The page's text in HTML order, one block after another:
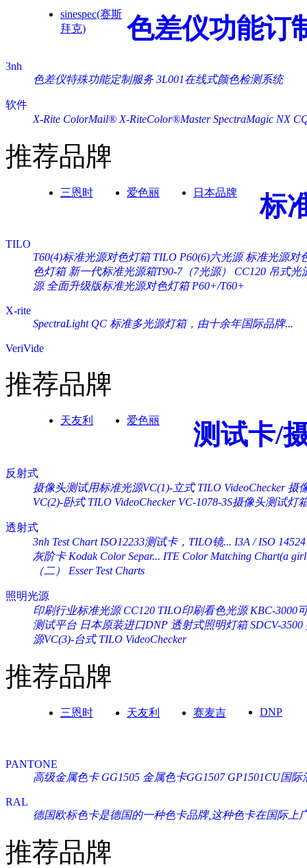
sinespec(赛斯
拜克)
色差仪功能订
3nh
色差仪特殊功能定制服务 3L001在线式颜色检测系统
软件
X-Rite ColorMail® X-RiteColor®Master SpectraMagic NX
推荐品牌
三恩时 爱色丽 日本品牌 标
TILO
T60(4)标准光源对色灯箱 TILO P60(6)六光源 标准光源对
色灯箱 新一代标准光源箱T90-7（7光源）
CC120 吊式
源 全面升级版标准光源对色灯箱 P60+/T60+
X-rite
SpectraLight QC 标准多光源灯箱，由十余年国际品牌...
VeriVide
推荐品牌
天友利 爱色丽 测试卡/
反射式
摄像头测试用标准光源VC(1)-立式 TILO VideoChecker 摄
VC(2)-卧式 TILO VideoChecker VC-1078-3S摄像头测试灯
透射式
3nh Test Chart ISO12233测试卡，TILO镜... I3A / ISO
灰阶卡 Kodak Color Separ... ITE Color Matching Chart(a
（二） Esser Test Charts
照明光源
印刷行业标准光源 CC120 TILO印刷看色光源 KBC-3000
测试平台 日本原装进口DNP 透射式照明灯箱 SDCV-3500
源VC(3)-台式 TILO VideoChecker
推荐品牌
三恩时 天友利 赛麦吉 DNP
PANTONE
高级金属色卡 GG1505 金属色卡GG1507 GP1501CU国
RAL
德国欧标色卡是德国的一种色卡品牌,这种色卡在国际上
推荐品牌